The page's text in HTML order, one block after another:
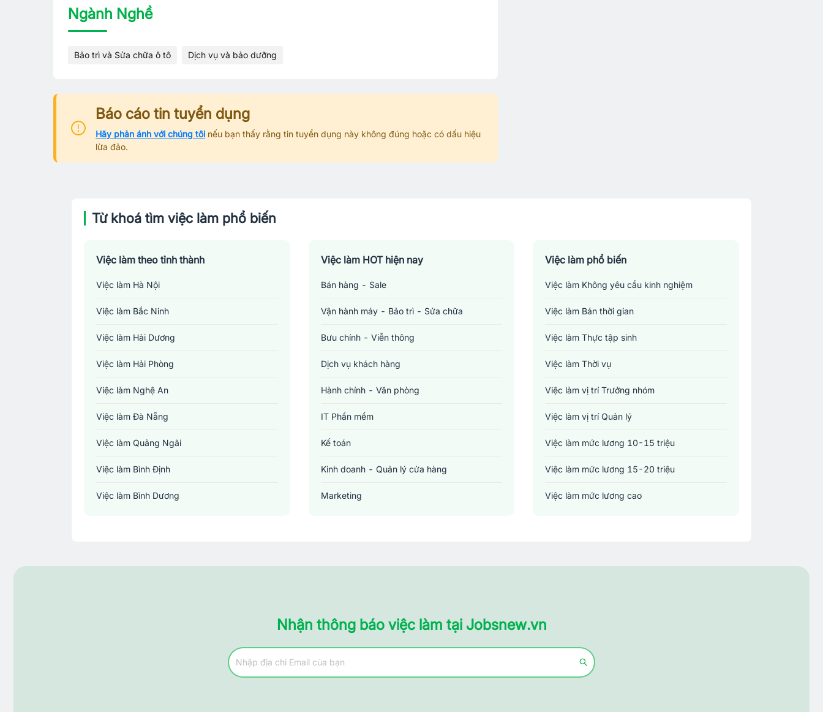
Ngành Nghề
Bảo trì và Sửa chữa ô tô Dịch vụ và bảo dưỡng
Báo cáo tin tuyển dụng
Hãy phản ánh với chúng tôi nếu bạn thấy rằng tin tuyển dụng này không đúng hoặc có dấu hiệu
lừa đảo.
Từ khoá tìm việc làm phổ biến
Việc làm theo tỉnh thành
Việc làm Hà Nội
Việc làm Bắc Ninh
Việc làm Hải Dương
Việc làm Hải Phòng
Việc làm Nghệ An
Việc làm Đà Nẵng
Việc làm Quảng Ngãi
Việc làm Bình Định
Việc làm Bình Dương
Việc làm HOT hiện nay
Bán hàng - Sale
Vận hành máy - Bảo trì - Sửa chữa
Bưu chính - Viễn thông
Dịch vụ khách hàng
Hành chính - Văn phòng
IT Phần mềm
Kế toán
Kinh doanh - Quản lý cửa hàng
Marketing
Việc làm phổ biến
Việc làm Không yêu cầu kinh nghiệm
Việc làm Bán thời gian
Việc làm Thực tập sinh
Việc làm Thời vụ
Việc làm vị trí Trưởng nhóm
Việc làm vị trí Quản lý
Việc làm mức lương 10-15 triệu
Việc làm mức lương 15-20 triệu
Việc làm mức lương cao
Nhận thông báo việc làm tại Jobsnew.vn